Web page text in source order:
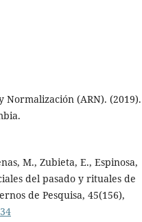
Normalización (ARN). (2019).
M., Zubieta, E., Espinosa,
del pasado y rituales de
de Pesquisa, 45(156),